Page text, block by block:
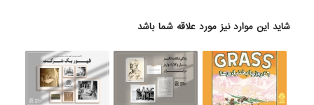
شاید این موارد نیز مورد علاقه شما باشد